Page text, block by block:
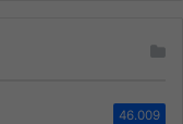
46.009